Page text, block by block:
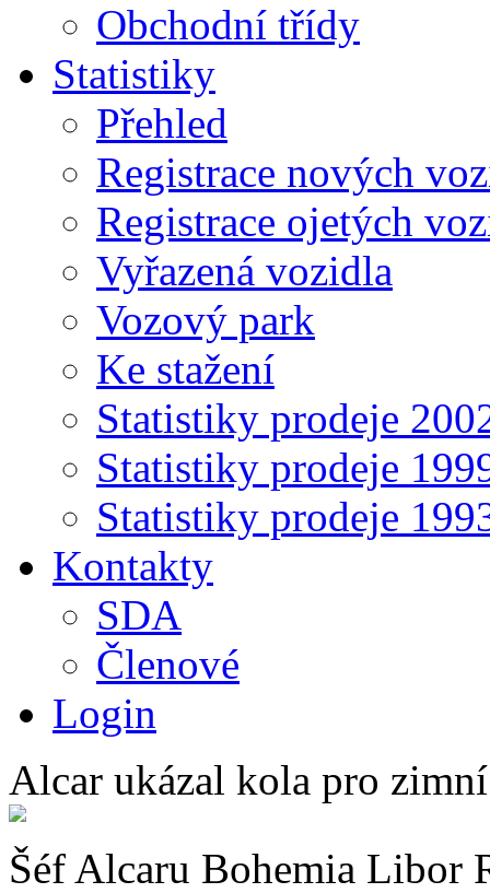
Obchodní třídy
Statistiky
Přehled
Registrace nových
Registrace ojetých
Vyřazená vozidla
Vozový park
Ke stažení
Statistiky prodeje
Statistiky prodeje
Statistiky prodeje
Kontakty
SDA
Členové
Login
Alcar ukázal kola pro
Šéf Alcaru Bohemia Libor